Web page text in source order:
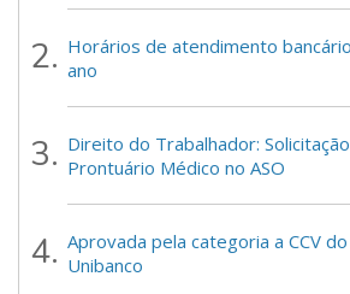
Horários de atendimento
ano
Direito do Trabalhador:
Prontuário Médico no ASO
Aprovada pela categoria a CCV
Unibanco